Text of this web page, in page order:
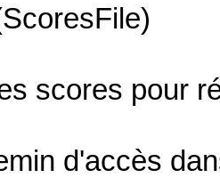
scores pour
d'accès